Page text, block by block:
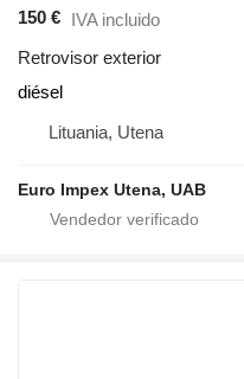
150 € IVA incluido
Retrovisor exterior
diésel
Lituania, Utena
Euro Impex Utena, UAB